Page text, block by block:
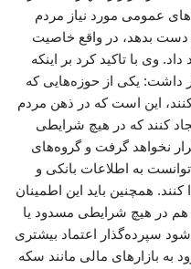
عمومی مورد نیاز مردم
دست بدهد، در واقع خاصیت
وی با تاکید کرد بر اینکه
داشت: یکی از حوزه‌هایی که
این است که در ذهن مردم
کنند که در هیچ شرایطی
نخواهد گرفت و گروه‌های
به اطلاعات بانکی و
همچنین باید این اطمینان
هم در هیچ شرایطی مسدود یا
سپرده‌گذار اعتماد بیشتری
به بازارهای مالی مانند سکه